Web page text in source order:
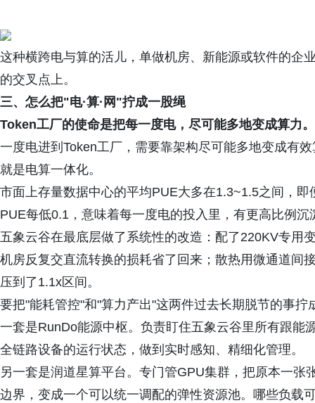
这种横跨电与算的活儿，单做机房、新能源或软件的企
的交叉点上。
三、怎么把"电·算·网"拧成一股绳
Token工厂的使命是把每一度电，尽可能多地变成算力。
一度电进到Token工厂，需要靠架构尽可能多地变成有
就是电算一体化。
市面上存量数据中心的平均PUE大多在1.3~1.5之间，
PUE每低0.1，意味着每一度电的投入里，有更高比例沉
五象云谷在最底层做了系统性的改造：配了220KV专用
机房反复交直流转换的损耗省了回来；散热用微通道间
压到了1.1x区间。
要把"能耗管控"和"算力产出"这两件过去长期脱节的事
一套是RunDo能源中枢。负责盯住五象云谷里所有跟
全链路设备的运行状态，做到实时感知、精细化管理。
另一套是润道星算平台。专门管GPU集群，把原本一
边界，变成一个可以统一调配的弹性资源池。哪些负载